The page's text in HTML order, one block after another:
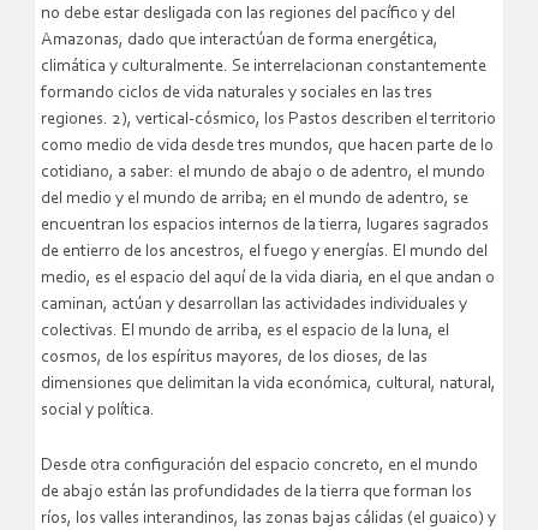
no debe estar desligada con las regiones del pacífico y del
Amazonas, dado que interactúan de forma energética,
climática y culturalmente. Se interrelacionan constantemente
formando ciclos de vida naturales y sociales en las tres
regiones. 2), vertical-cósmico, los Pastos describen el territorio
como medio de vida desde tres mundos, que hacen parte de lo
cotidiano, a saber: el mundo de abajo o de adentro, el mundo
del medio y el mundo de arriba; en el mundo de adentro, se
encuentran los espacios internos de la tierra, lugares sagrados
de entierro de los ancestros, el fuego y energías. El mundo del
medio, es el espacio del aquí de la vida diaria, en el que andan o
caminan, actúan y desarrollan las actividades individuales y
colectivas. El mundo de arriba, es el espacio de la luna, el
cosmos, de los espíritus mayores, de los dioses, de las
dimensiones que delimitan la vida económica, cultural, natural,
social y política.
Desde otra configuración del espacio concreto, en el mundo
de abajo están las profundidades de la tierra que forman los
ríos, los valles interandinos, las zonas bajas cálidas (el guaico) y